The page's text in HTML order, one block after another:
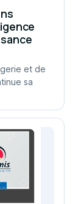
et de
sa